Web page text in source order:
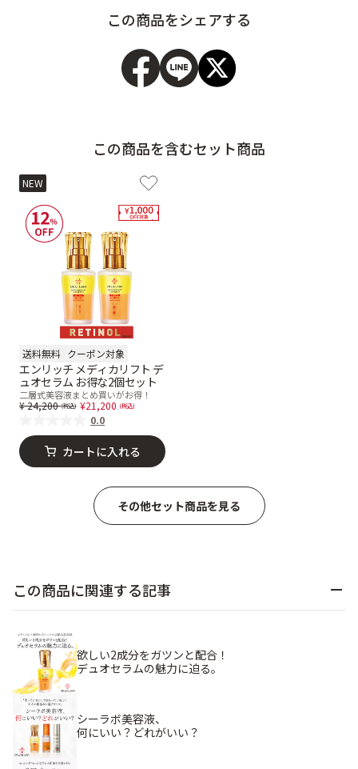
この商品をシェアする
この商品を含むセット商品
NEW
送料無料 クーポン対象
エンリッチ メディカリフト デ
ュオセラム お得な2個セット
二層式美容液まとめ買いがお得！
Price reduced from
24,200to
21,200
0.0
カートに入れる
その他セット商品を見る
この商品に関連する記事
欲しい2成分をガツンと配合！
デュオセラムの魅力に迫る。
シーラボ美容液、
何にいい？どれがいい？